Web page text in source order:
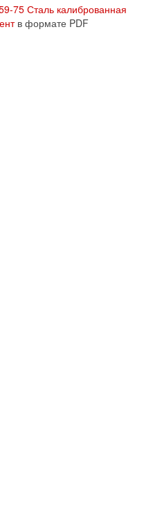
75 Сталь калиброванная
в формате PDF